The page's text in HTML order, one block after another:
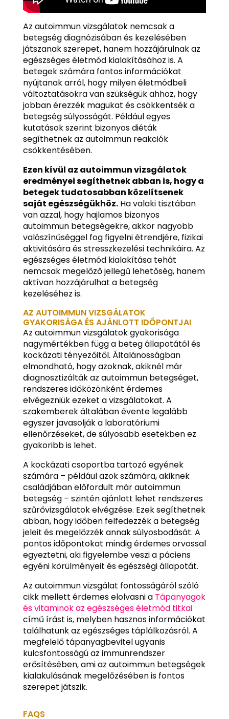
Az autoimmun vizsgálatok nemcsak a
betegség diagnózisában és kezelésében
játszanak szerepet, hanem hozzájárulnak az
egészséges életmód kialakításához is. A
betegek számára fontos információkat
nyújtanak arról, hogy milyen életmódbeli
változtatásokra van szükségük ahhoz, hogy
jobban érezzék magukat és csökkentsék a
betegség súlyosságát. Például egyes
kutatások szerint bizonyos diéták
segíthetnek az autoimmun reakciók
csökkentésében.
Ezen kívül az autoimmun vizsgálatok
eredményei segíthetnek abban is, hogy a
betegek tudatosabban közelítsenek
saját egészségükhöz.Ha valaki tisztában
van azzal, hogy hajlamos bizonyos
autoimmun betegségekre, akkor nagyobb
valószínűséggel fog figyelni étrendjére, fizikai
aktivitására és stresszkezelési technikáira. Az
egészséges életmód kialakítása tehát
nemcsak megelőző jellegű lehetőség, hanem
aktívan hozzájárulhat a betegség
kezeléséhez is.
AZ AUTOIMMUN VIZSGÁLATOK
GYAKORISÁGA ÉS AJÁNLOTT IDŐPONTJAI
Az autoimmun vizsgálatok gyakorisága
nagymértékben függ a beteg állapotától és
kockázati tényezőitől. Általánosságban
elmondható, hogy azoknak, akiknél már
diagnosztizálták az autoimmun betegséget,
rendszeres időközönként érdemes
elvégezniük ezeket a vizsgálatokat. A
szakemberek általában évente legalább
egyszer javasolják a laboratóriumi
ellenőrzéseket, de súlyosabb esetekben ez
gyakoribb is lehet.
A kockázati csoportba tartozó egyének
számára – például azok számára, akiknek
családjában előfordult már autoimmun
betegség – szintén ajánlott lehet rendszeres
szűrővizsgálatok elvégzése. Ezek segíthetnek
abban, hogy időben felfedezzék a betegség
jeleit és megelőzzék annak súlyosbodását. A
pontos időpontokat mindig érdemes orvossal
egyeztetni, aki figyelembe veszi a páciens
egyéni körülményeit és egészségi állapotát.
Az autoimmun vizsgálat fontosságáról szóló
cikk mellett érdemes elolvasni a Tápanyagok
és vitaminok az egészséges életmód titkai
című írást is, melyben hasznos információkat
találhatunk az egészséges táplálkozásról. A
megfelelő tápanyagbevitel ugyanis
kulcsfontosságú az immunrendszer
erősítésében, ami az autoimmun betegségek
kialakulásának megelőzésében is fontos
szerepet játszik.
FAQS